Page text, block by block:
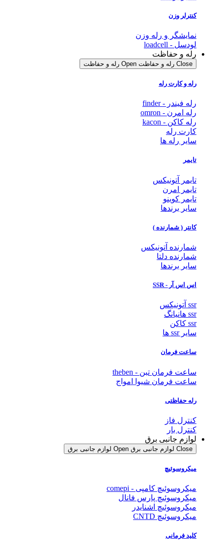
کنترلر وزن
نمایشگر و رله وزن
لودسل - loadcell
رله و حفاظت
Close رله و حفاظت Open رله و حفاظت
رله و کارت رله
رله فیندر - finder
رله امرن - omron
رله کاکن - kacon
کارت رله
سایر رله ها
تایمر
تایمر آتونیکس
تایمر امرن
تایمر کوینو
سایر برندها
کانتر ( شمارنده )
شمارنده آتونیکس
شمارنده دلتا
سایر برندها
اس اس آر - SSR
ssr آتونیکس
ssr هانیانگ
ssr کاکن
سایر ssr ها
ساعت فرمان
ساعت فرمان تبن - theben
ساعت فرمان شیوا امواج
رله حفاظتی
کنترل فاز
کنترل بار
لوازم جانبی برق
Close لوازم جانبی برق Open لوازم جانبی برق
میکروسوئیچ
میکروسوئیچ کامپی - comepi
میکروسوئیچ پارس فانال
میکروسوئیچ اشنایدر
میکروسوئیچ CNTD
کلید فرمانی